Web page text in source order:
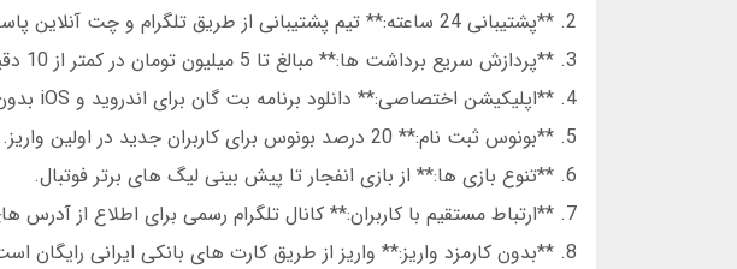
2. **پشتیبانی 24 ساعته:** تیم پشتیبانی از طریق تلگرام و چت آنلاین پاسخگو است.
3. **پردازش سریع برداشت ها:** مبالغ تا 5 میلیون تومان در کمتر از 10 دقیقه واریز می شوند.
4. **اپلیکیشن اختصاصی:** دانلود برنامه بت گان برای اندروید و iOS بدون نیاز به مارکت.
5. **بونوس ثبت نام:** 20 درصد بونوس برای کاربران جدید در اولین واریز.
6. **تنوع بازی ها:** از بازی انفجار تا پیش بینی لیگ های برتر فوتبال.
7. **ارتباط مستقیم با کاربران:** کانال تلگرام رسمی برای اطلاع از آدرس های جدید.
8. **بدون کارمزد واریز:** واریز از طریق کارت های بانکی ایرانی رایگان است.